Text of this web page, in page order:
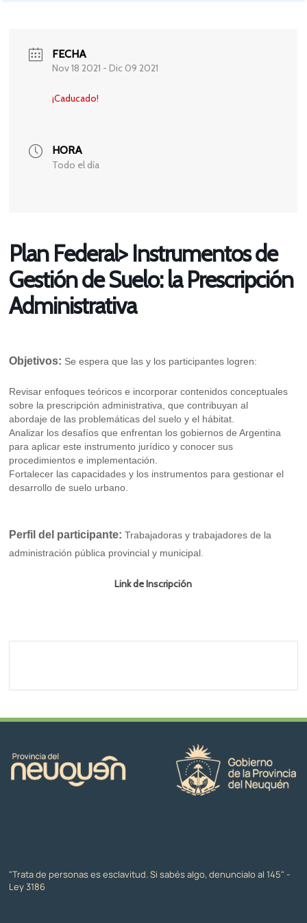
FECHA
Nov 18 2021 - Dic 09 2021
¡Caducado!
HORA
Todo el día
Plan Federal> Instrumentos de
Gestión de Suelo: la Prescripción
Administrativa
Objetivos: Se espera que las y los participantes logren:
Revisar enfoques teóricos e incorporar contenidos conceptuales
sobre la prescripción administrativa, que contribuyan al
abordaje de las problemáticas del suelo y el hábitat.
Analizar los desafíos que enfrentan los gobiernos de Argentina
para aplicar este instrumento jurídico y conocer sus
procedimientos e implementación.
Fortalecer las capacidades y los instrumentos para gestionar el
desarrollo de suelo urbano.
Perfil del participante: Trabajadoras y trabajadores de la
administración pública provincial y municipal.
Link de Inscripción
"Trata de personas es esclavitud. Si sabés algo, denuncialo al 145" -
Ley 3186